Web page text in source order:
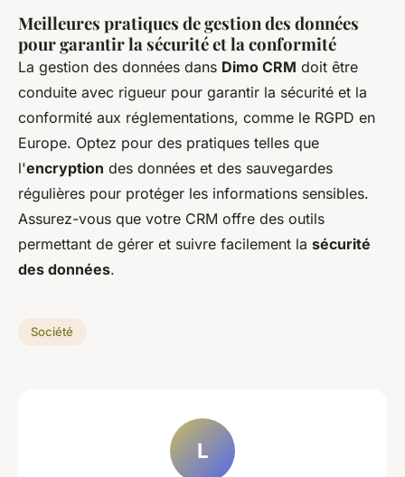
Meilleures pratiques de gestion des données
pour garantir la sécurité et la conformité
La gestion des données dans Dimo CRM doit être
conduite avec rigueur pour garantir la sécurité et la
conformité aux réglementations, comme le RGPD en
Europe. Optez pour des pratiques telles que
l'encryption des données et des sauvegardes
régulières pour protéger les informations sensibles.
Assurez-vous que votre CRM offre des outils
permettant de gérer et suivre facilement la sécurité
des données.
Société
L